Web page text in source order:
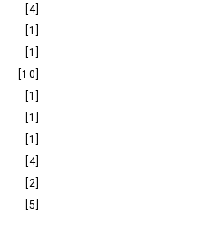
[4]
[1]
[1]
[10]
[1]
[1]
[1]
[4]
[2]
[5]